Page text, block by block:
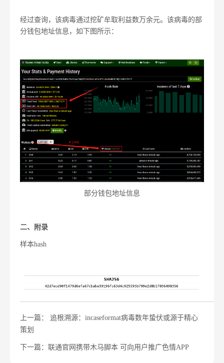
经过查询，该病毒通过挖矿牟取利益数万余元。该病毒的部
分钱包地址信息，如下图所示：
部分钱包地址信息
二、 附录
样本hash
上一篇： 追根溯源：incaseformat病毒数年蛰伏或源于精心
策划
下一篇：联通官网携带木马脚本 可向用户推广色情APP